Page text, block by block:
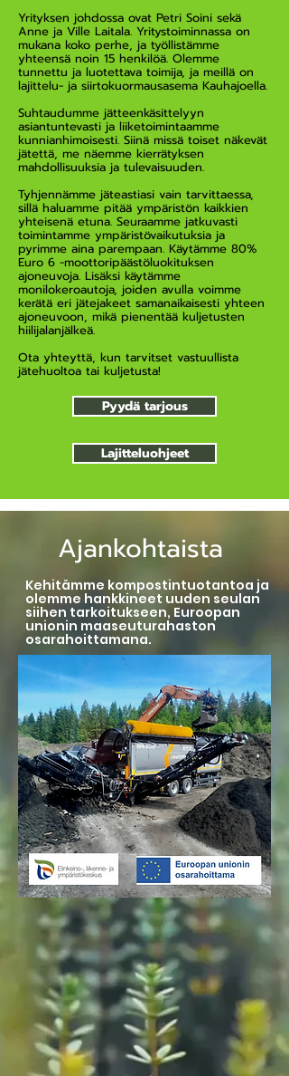
Yrityksen johdossa ovat Petri Soini sekä
Anne ja Ville Laitala. Yritystoiminnassa on
mukana koko perhe, ja työllistämme
yhteensä noin 15 henkilöä. Olemme
tunnettu ja luotettava toimija, ja meillä on
lajittelu- ja siirtokuormausasema Kauhajoella.
Suhtaudumme jätteenkäsittelyyn
asiantuntevasti ja liiketoimintaamme
kunnianhimoisesti. Siinä missä toiset näkevät
jätettä, me näemme kierrätyksen
mahdollisuuksia ja tulevaisuuden.
Tyhjennämme jäteastiasi vain tarvittaessa,
sillä haluamme pitää ympäristön kaikkien
yhteisenä etuna. Seuraamme jatkuvasti
toimintamme ympäristövaikutuksia ja
pyrimme aina parempaan. Käytämme 80%
Euro 6 -moottoripäästöluokituksen
ajoneuvoja. Lisäksi käytämme
monilokeroautoja, joiden avulla voimme
kerätä eri jätejakeet samanaikaisesti yhteen
ajoneuvoon, mikä pienentää kuljetusten
hiilijalanjälkeä.
Ota yhteyttä, kun tarvitset vastuullista
jätehuoltoa tai kuljetusta!
Pyydä tarjous
Lajitteluohjeet
Ajankohtaista
Kehitämme kompostintuotantoa ja
olemme hankkineet uuden seulan
siihen tarkoitukseen, Euroopan
unionin maaseuturahaston
osarahoittamana.